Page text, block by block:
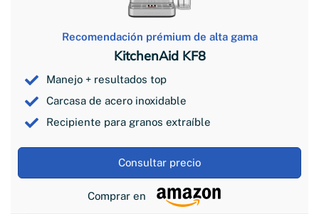
Recomendación prémium de alta gama
KitchenAid KF8
Manejo + resultados top
Carcasa de acero inoxidable
Recipiente para granos extraíble
Consultar precio
Comprar en